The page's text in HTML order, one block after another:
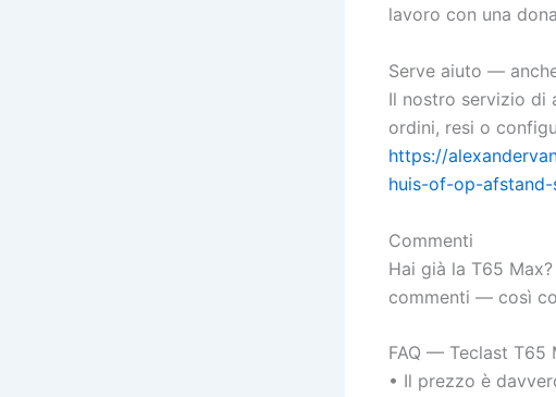
lavoro con una
Serve aiuto —
Il nostro servizio di
ordini, resi o
https://
huis-of-op-
Commenti
Hai già la T65
commenti — così
FAQ — Teclast T65
• Il prezzo è